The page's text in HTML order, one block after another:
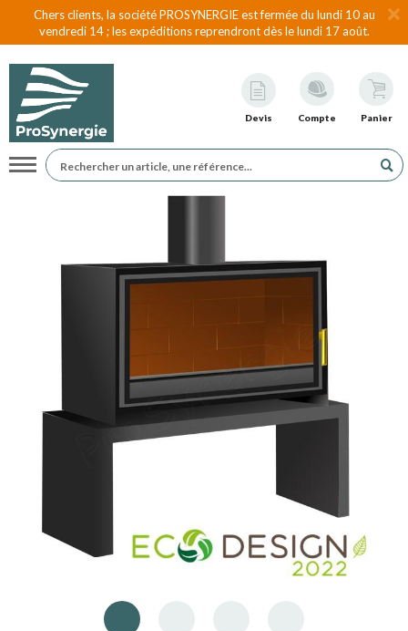
Chers clients, la société PROSYNERGIE est fermée du lundi 10 au
vendredi 14 ; les expéditions reprendront dès le lundi 17 août.
Devis Compte Panier
Navigation